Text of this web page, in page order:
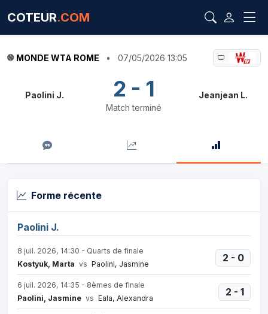
COTEUR.COM
MONDE WTA ROME • 07/05/2026 13:05
Paolini J. 2 - 1
Match terminé
Jeanjean L.
Forme récente
Paolini J.
8 juil. 2026, 14:30 - Quarts de finale
Kostyuk, Marta vs Paolini, Jasmine
2 - 0
6 juil. 2026, 14:35 - 8èmes de finale
Paolini, Jasmine vs Eala, Alexandra
2 - 1